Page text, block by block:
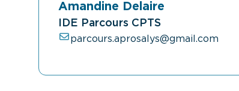
Amandine Delaire
IDE Parcours CPTS
parcours.aprosalys@gmail.com